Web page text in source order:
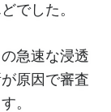
でした。
急速な浸透
原因で審査
。